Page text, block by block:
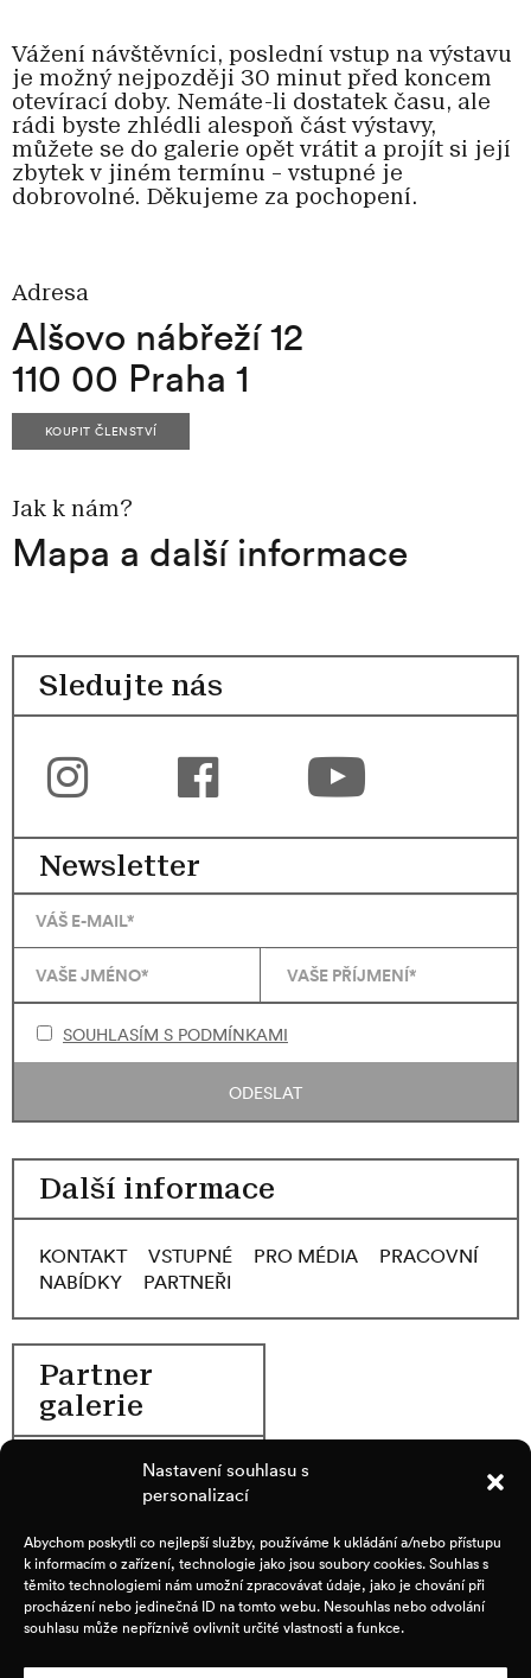
Nastavení souhlasu s
personalizací
Abychom poskytli co nejlepší služby, používáme k ukládání a/nebo přístupu
k informacím o zařízení, technologie jako jsou soubory cookies. Souhlas s
těmito technologiemi nám umožní zpracovávat údaje, jako je chování při
procházení nebo jedinečná ID na tomto webu. Nesouhlas nebo odvolání
souhlasu může nepříznivě ovlivnit určité vlastnosti a funkce.
Vážení návštěvníci, poslední vstup na výstavu
je možný nejpozději 30 minut před koncem
otevírací doby. Nemáte-li dostatek času, ale
rádi byste zhlédli alespoň část výstavy,
můžete se do galerie opět vrátit a projít si její
zbytek v jiném termínu – vstupné je
dobrovolné. Děkujeme za pochopení.
Adresa
Alšovo nábřeží 12
110 00 Praha 1
KOUPIT ČLENSTVÍ
Jak k nám?
Mapa a další informace
Sledujte nás
Newsletter
SOUHLASÍM S PODMÍNKAMI
ODESLAT
Další informace
KONTAKT VSTUPNÉ PRO MÉDIA
PRACOVNÍ
NABÍDKY
PARTNEŘI
Partner
galerie